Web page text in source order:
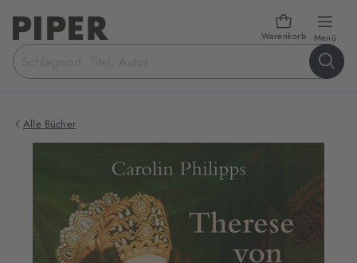
Warenkorb Menü
Suchbegriff
eingeben
Alle Bücher